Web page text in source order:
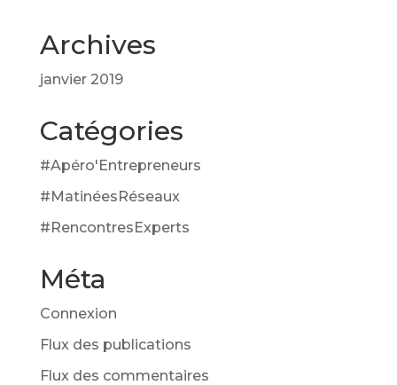
Archives
janvier 2019
Catégories
#Apéro'Entrepreneurs
#MatinéesRéseaux
#RencontresExperts
Méta
Connexion
Flux des publications
Flux des commentaires